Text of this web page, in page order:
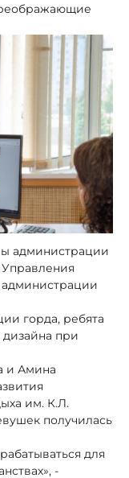
администрации
администрации
горда, ребята
при
и Амина
им. К.Л.
получилась
для
-